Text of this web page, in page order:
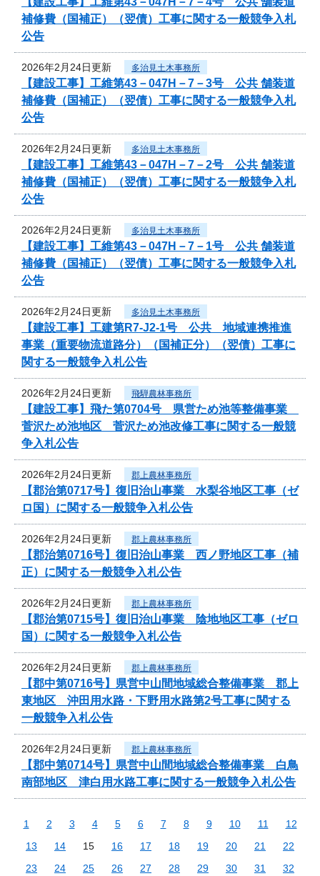
補修費（国補正）（翌債）工事に関する一般競争入札
公告
2026年2月24日更新 多治見土木事務所
【建設工事】工維第43－047H－7－3号 公共 舗装道
補修費（国補正）（翌債）工事に関する一般競争入札
公告
2026年2月24日更新 多治見土木事務所
【建設工事】工維第43－047H－7－2号 公共 舗装道
補修費（国補正）（翌債）工事に関する一般競争入札
公告
2026年2月24日更新 多治見土木事務所
【建設工事】工維第43－047H－7－1号 公共 舗装道
補修費（国補正）（翌債）工事に関する一般競争入札
公告
2026年2月24日更新 多治見土木事務所
【建設工事】工建第R7-J2-1号 公共 地域連携推進
事業（重要物流道路分）（国補正分）（翌債）工事に
関する一般競争入札公告
2026年2月24日更新 飛騨農林事務所
【建設工事】飛た第0704号 県営ため池等整備事業
菅沢ため池地区 菅沢ため池改修工事に関する一般競
争入札公告
2026年2月24日更新 郡上農林事務所
【郡治第0717号】復旧治山事業 水梨谷地区工事（ゼ
ロ国）に関する一般競争入札公告
2026年2月24日更新 郡上農林事務所
【郡治第0716号】復旧治山事業 西ノ野地区工事（補
正）に関する一般競争入札公告
2026年2月24日更新 郡上農林事務所
【郡治第0715号】復旧治山事業 陰地地区工事（ゼロ
国）に関する一般競争入札公告
2026年2月24日更新 郡上農林事務所
【郡中第0716号】県営中山間地域総合整備事業 郡上
東地区 沖田用水路・下野用水路第2号工事に関する
一般競争入札公告
2026年2月24日更新 郡上農林事務所
【郡中第0714号】県営中山間地域総合整備事業 白鳥
南部地区 津白用水路工事に関する一般競争入札公告
1 2 3 4 5 6 7 8 9 10 11
12
13
14 15 16 17 18 19 20 21
22
23
24 25 26 27 28 29 30 31
32